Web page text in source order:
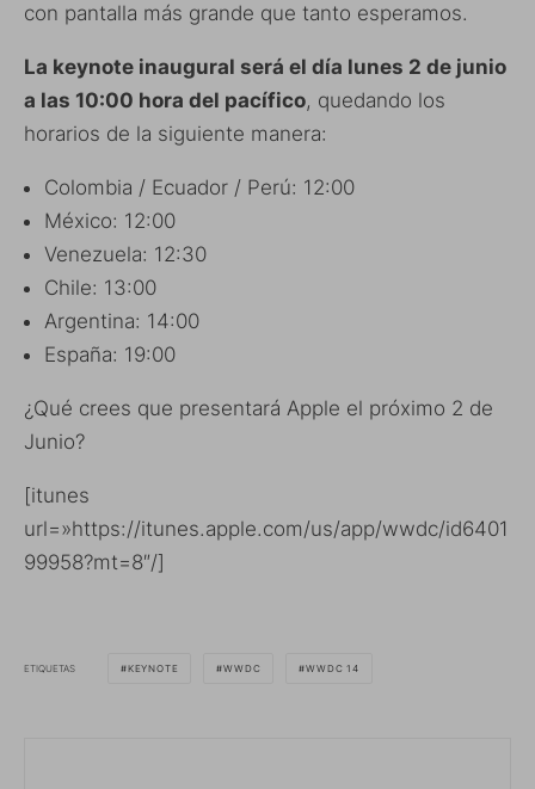
con pantalla más grande que tanto esperamos.
La keynote inaugural será el día lunes 2 de junio
a las 10:00 hora del pacífico, quedando los
horarios de la siguiente manera:
Colombia / Ecuador / Perú: 12:00
México: 12:00
Venezuela: 12:30
Chile: 13:00
Argentina: 14:00
España: 19:00
¿Qué crees que presentará Apple el próximo 2 de
Junio?
[itunes
url=»https://itunes.apple.com/us/app/wwdc/id6401
99958?mt=8″/]
ETIQUETAS KEYNOTE WWDC WWDC 14